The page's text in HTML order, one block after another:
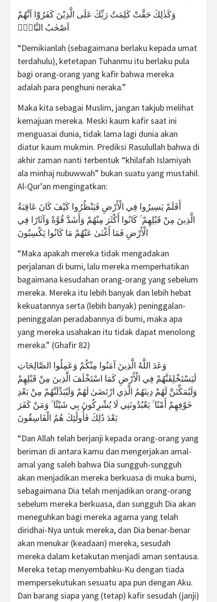
وَكَذٰلِكَ حَقَّتْ كَلِمَتُ رَبِّكَ عَلَى الَّذِيْنَ كَفَرُوْٓا اَنَّهُمْ
اَصْحٰبُ النَّارِۘ
“Demikianlah (sebagaimana berlaku kepada umat
terdahulu), ketetapan Tuhanmu itu berlaku pula
bagi orang-orang yang kafir bahwa mereka
adalah para penghuni neraka.”
Maka kita sebagai Muslim, jangan takjub melihat
kemajuan mereka. Meski kaum kafir saat ini
menguasai dunia, tidak lama lagi dunia akan
diatur kaum mukmin. Prediksi Rasulullah bahwa di
akhir zaman nanti terbentuk “khilafah Islamiyah
ala minhaj nubuwwah” bukan suatu yang mustahil.
Al-Qur’an mengingatkan:
أَفَلَمْ يَسِيرُوا فِي الْأَرْضِ فَيَنْظُرُوا كَيْفَ كَانَ عَاقِبَةُ
الَّذِينَ مِنْ قَبْلِهِمْ ۚ كَانُوا أَكْثَرَ مِنْهُمْ وَأَشَدَّ قُوَّةً وَآثَارًا فِي
الْأَرْضِ فَمَا أَغْنَىٰ عَنْهُمْ مَا كَانُوا يَكْسِبُونَ
“Maka apakah mereka tidak mengadakan
perjalanan di bumi, lalu mereka memperhatikan
bagaimana kesudahan orang-orang yang sebelum
mereka. Mereka itu lebih banyak dan lebih hebat
kekuatannya serta (lebih banyak) peninggalan-
peninggalan peradabannya di bumi, maka apa
yang mereka usahakan itu tidak dapat menolong
mereka.” (Ghafir 82)
وَعَدَ اللَّهُ الَّذِينَ آمَنُوا مِنْكُمْ وَعَمِلُوا الصَّالِحَاتِ
لَيَسْتَخْلِفَنَّهُمْ فِي الْأَرْضِ كَمَا اسْتَخْلَفَ الَّذِينَ مِنْ قَبْلِهِمْ
وَلَيُمَكِّنَنَّ لَهُمْ دِينَهُمُ الَّذِي ارْتَضَىٰ لَهُمْ وَلَيُبَدِّلَنَّهُمْ مِنْ بَعْدِ
خَوْفِهِمْ أَمْنًا ۚ يَعْبُدُونَنِي لَا يُشْرِكُونَ بِي شَيْئًا ۚ وَمَنْ كَفَرَ
بَعْدَ ذَٰلِكَ فَأُولَٰئِكَ هُمُ الْفَاسِقُونَ
“Dan Allah telah berjanji kepada orang-orang yang
beriman di antara kamu dan mengerjakan amal-
amal yang saleh bahwa Dia sungguh-sungguh
akan menjadikan mereka berkuasa di muka bumi,
sebagaimana Dia telah menjadikan orang-orang
sebelum mereka berkuasa, dan sungguh Dia akan
meneguhkan bagi mereka agama yang telah
diridhai-Nya untuk mereka, dan Dia benar-benar
akan menukar (keadaan) mereka, sesudah
mereka dalam ketakutan menjadi aman sentausa.
Mereka tetap menyembahku-Ku dengan tiada
mempersekutukan sesuatu apa pun dengan Aku.
Dan barang siapa yang (tetap) kafir sesudah (janji)